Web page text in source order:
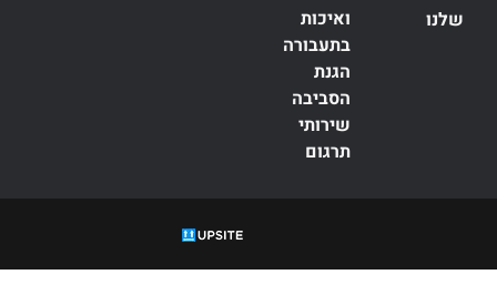
שלנו
ואיכות
בתעבורה
הגנת
הסביבה
שירותי
תרגום